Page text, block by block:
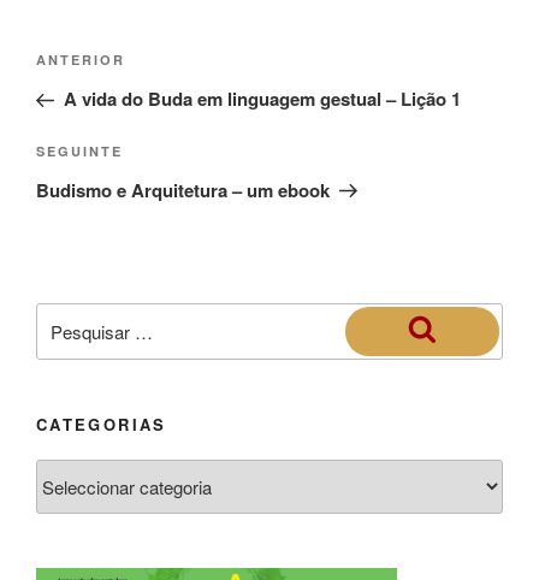
ANTERIOR
A vida do Buda em linguagem gestual – Lição 1
SEGUINTE
Budismo e Arquitetura – um ebook
CATEGORIAS